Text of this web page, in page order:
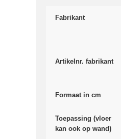
Fabrikant
Artikelnr. fabrikant
Formaat in cm
Toepassing (vloer
kan ook op wand)